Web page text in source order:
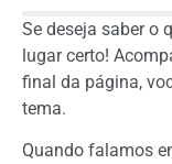
Se deseja saber o
lugar certo!
final da página,
tema.
Quando falamos